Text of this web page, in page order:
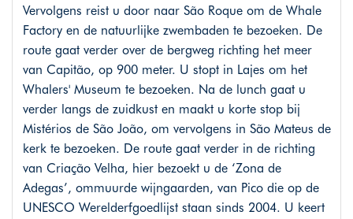
Vervolgens reist u door naar São Roque om de Whale
Factory en de natuurlijke zwembaden te bezoeken. De
route gaat verder over de bergweg richting het meer
van Capitão, op 900 meter. U stopt in Lajes om het
Whalers' Museum te bezoeken. Na de lunch gaat u
verder langs de zuidkust en maakt u korte stop bij
Mistérios de São João, om vervolgens in São Mateus de
kerk te bezoeken. De route gaat verder in de richting
van Criação Velha, hier bezoekt u de ‘Zona de
Adegas’, ommuurde wijngaarden, van Pico die op de
UNESCO Werelderfgoedlijst staan sinds 2004. U keert